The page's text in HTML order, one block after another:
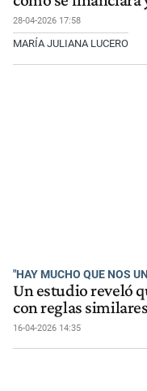
28-04-2026 17:58
MARÍA JULIANA LUCERO
"HAY MUCHO QUE NOS
Un estudio reveló
con reglas
16-04-2026 14:35